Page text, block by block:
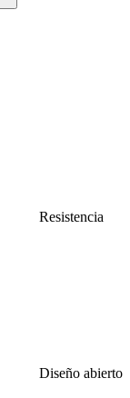
Resistencia
Diseño abierto